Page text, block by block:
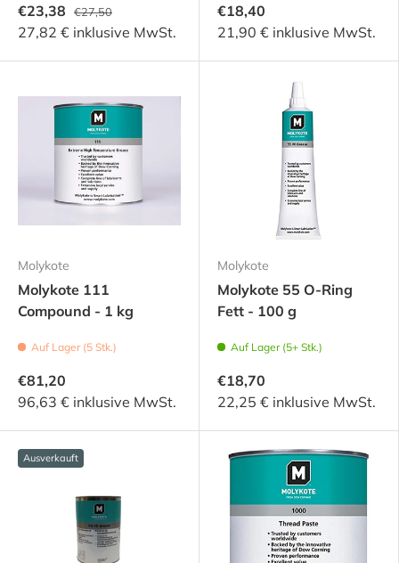
€23,38 €27,50
27,82 € inklusive MwSt.
€18,40
21,90 € inklusive MwSt.
Molykote
Molykote 111
Compound - 1 kg
Auf Lager (5 Stk.)
€81,20
96,63 € inklusive MwSt.
Molykote
Molykote 55 O-Ring
Fett - 100 g
Auf Lager (5+ Stk.)
€18,70
22,25 € inklusive MwSt.
Ausverkauft